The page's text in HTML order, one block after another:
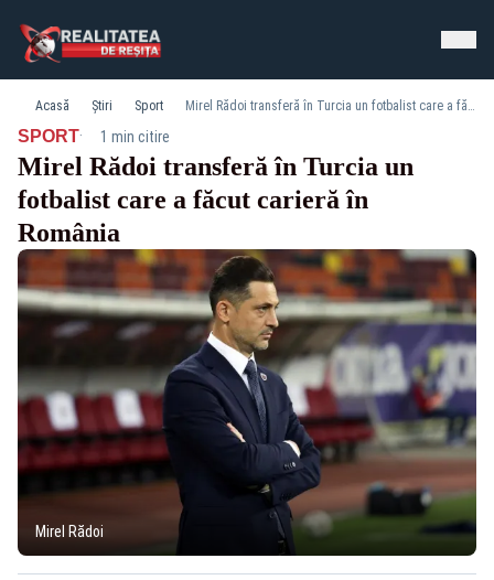
Acasă Știri Sport Mirel Rădoi transferă în Turcia un fotbalist care a făcut carieră în România
SPORT· 1 min citire
Mirel Rădoi transferă în Turcia un
fotbalist care a făcut carieră în
România
Mirel Rădoi